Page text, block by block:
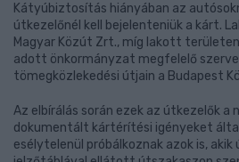
Kátyúbiztosítás hiányában az
útkezelőnél kell bejelenteniük a kárt.
Magyar Közút Zrt., míg lakott
adott önkormányzat megfelelő
tömegközlekedési útjain a Budapest
Az elbírálás során ezek az útkezelők a
dokumentált kártérítési igényeket
esélytelenül próbálkoznak azok is,